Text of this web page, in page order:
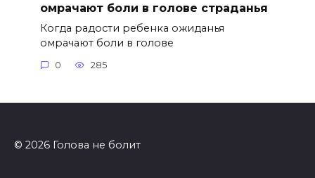
омрачают боли в голове страданья
Когда радости ребенка ожиданья
омрачают боли в голове
0 285
© 2026 Голова не болит